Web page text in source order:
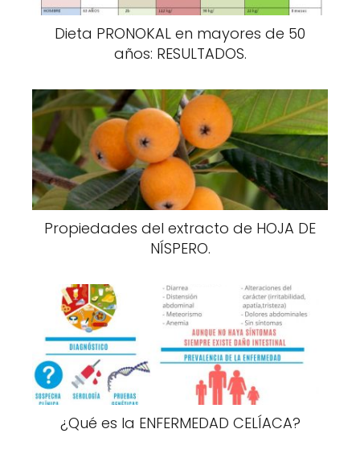
Dieta PRONOKAL en mayores de 50
años: RESULTADOS.
Propiedades del extracto de HOJA DE
NÍSPERO.
¿Qué es la ENFERMEDAD CELÍACA?